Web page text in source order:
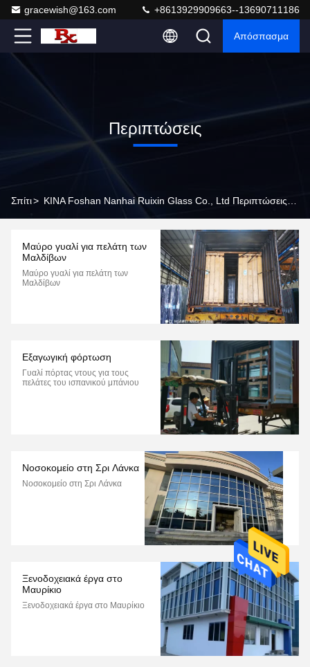
gracewish@163.com +8613929909663--13690711186
Απόσπασμα
Περιπτώσεις
Σπίτι>
Μαύρο γυαλί για πελάτη των
Μαλδίβων
Μαύρο γυαλί για πελάτη των
Μαλδίβων
Εξαγωγική φόρτωση
Γυαλί πόρτας ντους για τους
πελάτες του ισπανικού μπάνιου
Νοσοκομείο στη Σρι Λάνκα
Νοσοκομείο στη Σρι Λάνκα
Ξενοδοχειακά έργα στο
Μαυρίκιο
Ξενοδοχειακά έργα στο Μαυρίκιο